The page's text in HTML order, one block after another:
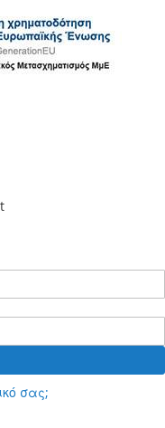
σας;